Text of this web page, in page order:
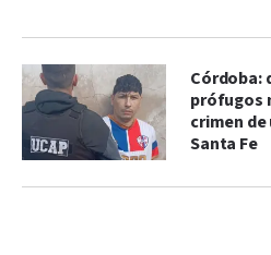
Córdoba:
prófugos
crimen de
Santa Fe